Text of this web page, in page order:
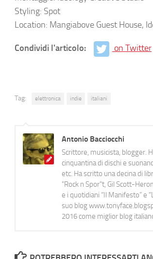
Styling: Spot
Location: Mangiabove Guest House,
Condividi l'articolo: on Twitter
Tag: elettronica indie italiani
Antonio Bacciocchi
Scrittore, musicista, blogger.
cinquantina di dischi e
etc. Ha scritto una decina di
"Rock n Spor"t, Gil Scott-
e i quotidiani “Il Manifesto” e
suo blog
2016 come miglior blog